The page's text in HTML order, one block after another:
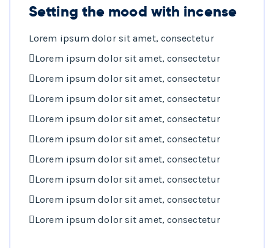
Setting the mood with incense
Lorem ipsum dolor sit amet, consectetur
Lorem ipsum dolor sit amet, consectetur
Lorem ipsum dolor sit amet, consectetur
Lorem ipsum dolor sit amet, consectetur
Lorem ipsum dolor sit amet, consectetur
Lorem ipsum dolor sit amet, consectetur
Lorem ipsum dolor sit amet, consectetur
Lorem ipsum dolor sit amet, consectetur
Lorem ipsum dolor sit amet, consectetur
Lorem ipsum dolor sit amet, consectetur